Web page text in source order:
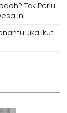
Tak Perlu
Ini
Jika Ikut